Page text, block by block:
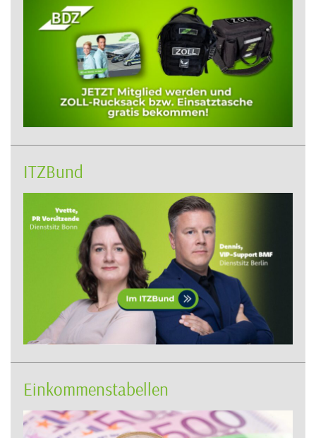
ITZBund
Einkommenstabellen